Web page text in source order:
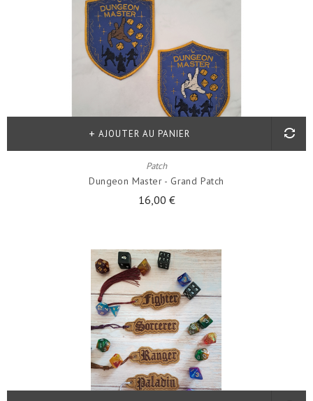
Patch
Dungeon Master - Grand Patch
16,00 €
AJOUTER AU PANIER